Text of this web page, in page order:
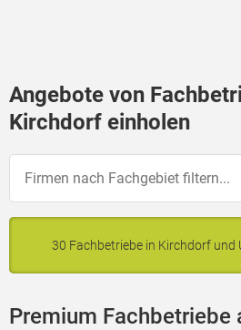
Angebote von
Kirchdorf einholen
30 Fachbetriebe in Kirchdorf und
Premium Fachbetriebe